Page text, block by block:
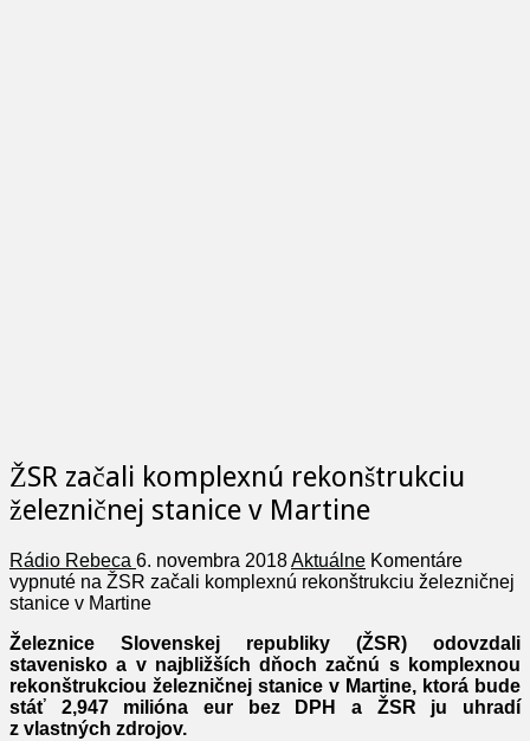
ŽSR začali komplexnú rekonštrukciu
železničnej stanice v Martine
Rádio Rebeca 6. novembra 2018Aktuálne Komentáre
vypnuté na ŽSR začali komplexnú rekonštrukciu železničnej
stanice v Martine
Železnice Slovenskej republiky (ŽSR) odovzdali
stavenisko a v najbližších dňoch začnú s komplexnou
rekonštrukciou železničnej stanice v Martine, ktorá bude
stáť 2,947 milióna eur bez DPH a ŽSR ju uhradí
z vlastných zdrojov.